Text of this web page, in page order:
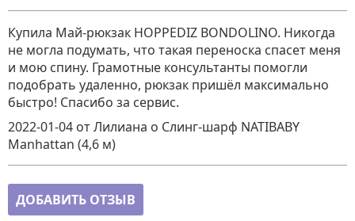
Купила Май-рюкзак HOPPEDIZ BONDOLINO. Никогда
не могла подумать, что такая переноска спасет меня
и мою спину. Грамотные консультанты помогли
подобрать удаленно, рюкзак пришёл максимально
быстро! Спасибо за сервис.
2022-01-04 от Лилиана о Слинг-шарф NATIBABY
Manhattan (4,6 м)
ДОБАВИТЬ ОТЗЫВ